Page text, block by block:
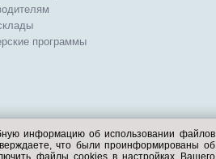
программы
информацию об использовании файлов
что были проинформированы об
файлы cookies в настройках Вашего